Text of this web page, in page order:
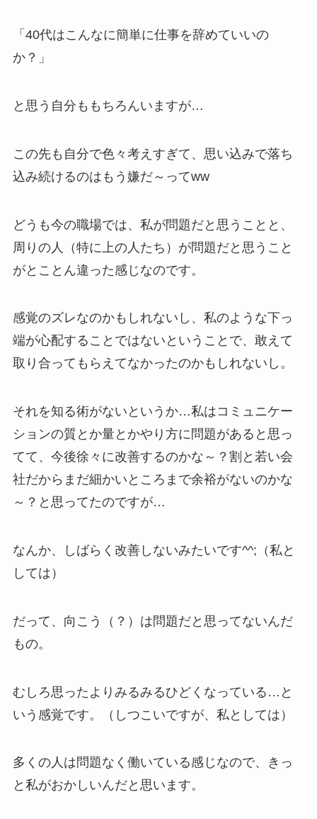
「40代はこんなに簡単に仕事を辞めていいの
か？」
と思う自分ももちろんいますが…
この先も自分で色々考えすぎて、思い込みで落ち
込み続けるのはもう嫌だ～ってww
どうも今の職場では、私が問題だと思うことと、
周りの人（特に上の人たち）が問題だと思うこと
がとことん違った感じなのです。
感覚のズレなのかもしれないし、私のような下っ
端が心配することではないということで、敢えて
取り合ってもらえてなかったのかもしれないし。
それを知る術がないというか…私はコミュニケー
ションの質とか量とかやり方に問題があると思っ
てて、今後徐々に改善するのかな～？割と若い会
社だからまだ細かいところまで余裕がないのかな
～？と思ってたのですが…
なんか、しばらく改善しないみたいです^^;（私と
しては）
だって、向こう（？）は問題だと思ってないんだ
もの。
むしろ思ったよりみるみるひどくなっている…と
いう感覚です。（しつこいですが、私としては）
多くの人は問題なく働いている感じなので、きっ
と私がおかしいんだと思います。